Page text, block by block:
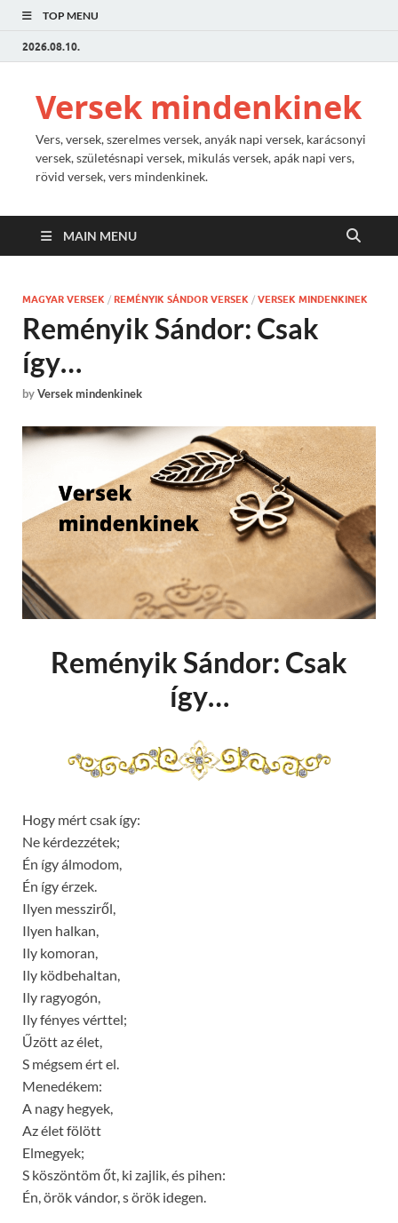
TOP MENU
2026.08.10.
Versek mindenkinek
Vers, versek, szerelmes versek, anyák napi versek, karácsonyi
versek, születésnapi versek, mikulás versek, apák napi vers,
rövid versek, vers mindenkinek.
MAIN MENU
MAGYAR VERSEK / REMÉNYIK SÁNDOR VERSEK / VERSEK MINDENKINEK
Reményik Sándor: Csak
így…
byVersek mindenkinek
Reményik Sándor: Csak
így…
Hogy mért csak így:
Ne kérdezzétek;
Én így álmodom,
Én így érzek.
Ilyen messziről,
Ilyen halkan,
Ily komoran,
Ily ködbehaltan,
Ily ragyogón,
Ily fényes vérttel;
Űzött az élet,
S mégsem ért el.
Menedékem:
A nagy hegyek,
Az élet fölött
Elmegyek;
S köszöntöm őt, ki zajlik, és pihen:
Én, örök vándor, s örök idegen.